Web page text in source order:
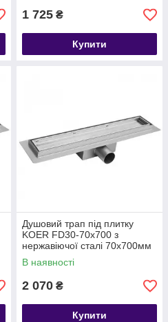
1 725 ₴
Купити
Душовий трап під плитку
KOER FD30-70x700 з
нержавіючої сталі 70x700мм
В наявності
2 070 ₴
Купити